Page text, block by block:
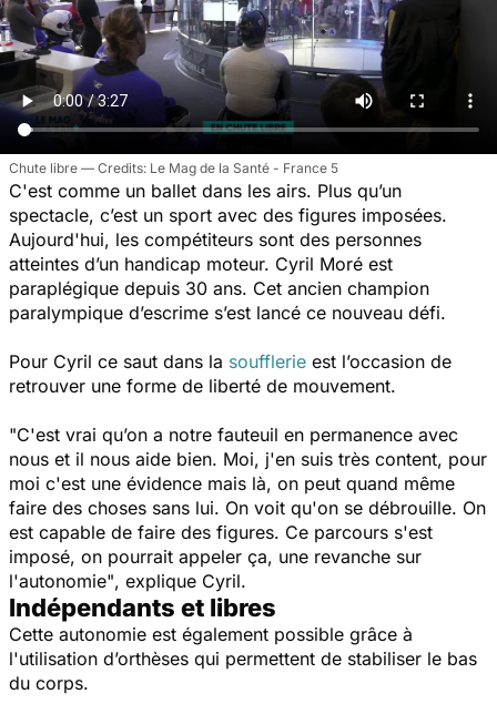
Chute libre Le Mag de la Santé - France 5
C'est comme un ballet dans les airs. Plus qu’un
spectacle, c’est un sport avec des figures imposées.
Aujourd'hui, les compétiteurs sont des personnes
atteintes d’un handicap moteur. Cyril Moré est
paraplégique depuis 30 ans. Cet ancien champion
paralympique d’escrime s’est lancé ce nouveau défi.
Pour Cyril ce saut dans la soufflerie est l’occasion de
retrouver une forme de liberté de mouvement.
"C'est vrai qu’on a notre fauteuil en permanence avec
nous et il nous aide bien. Moi, j'en suis très content, pour
moi c'est une évidence mais là, on peut quand même
faire des choses sans lui. On voit qu'on se débrouille. On
est capable de faire des figures. Ce parcours s'est
imposé, on pourrait appeler ça, une revanche sur
l'autonomie", explique Cyril.
Indépendants et libres
Cette autonomie est également possible grâce à
l'utilisation d’orthèses qui permettent de stabiliser le bas
du corps.